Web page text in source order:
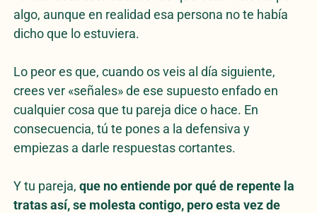
algo, aunque en realidad esa persona no te había
dicho que lo estuviera.
Lo peor es que, cuando os veis al día siguiente,
crees ver «señales» de ese supuesto enfado en
cualquier cosa que tu pareja dice o hace. En
consecuencia, tú te pones a la defensiva y
empiezas a darle respuestas cortantes.
Y tu pareja, que no entiende por qué de repente la
tratas así, se molesta contigo, pero esta vez de